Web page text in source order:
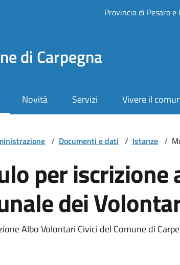
Provincia di Pesaro e
di Carpegna
Novità Servizi Vivere il
/ Documenti e dati / Istanze /
per iscrizione
dei
Albo Volontari Civici del Comune di